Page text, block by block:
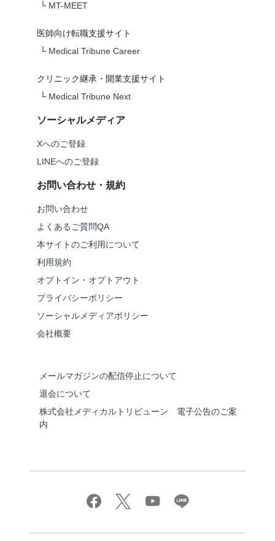
└ MT-MEET
医師向け転職支援サイト
└ Medical Tribune Career
クリニック継承・開業支援サイト
└ Medical Tribune Next
ソーシャルメディア
Xへのご登録
LINEへのご登録
お問い合わせ・規約
お問い合わせ
よくあるご質問QA
本サイトのご利用について
利用規約
オプトイン・オプトアウト
プライバシーポリシー
ソーシャルメディアポリシー
会社概要
メールマガジンの配信停止について
退会について
株式会社メディカルトリビューン 電子公告のご案
内